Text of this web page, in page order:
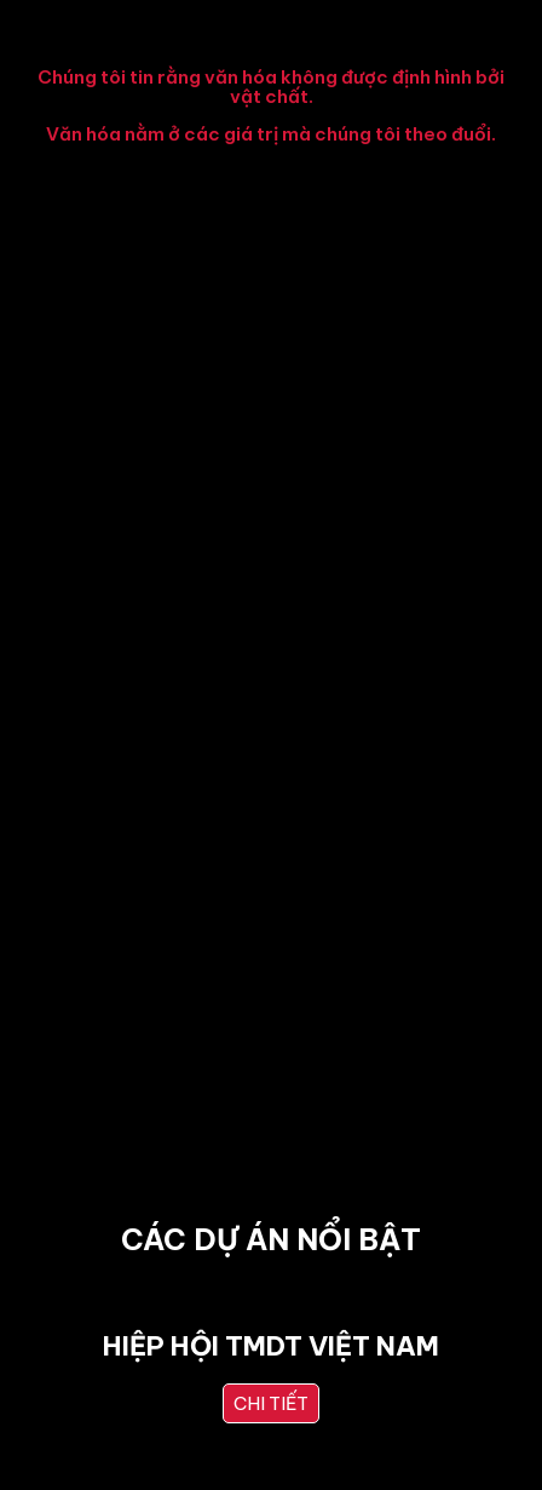
Chúng tôi tin rằng văn hóa không được định hình bởi
vật chất.
Văn hóa nằm ở các giá trị mà chúng tôi theo đuổi.
CÁC DỰ ÁN NỔI BẬT
HIỆP HỘI TMDT VIỆT NAM
CHI TIẾT